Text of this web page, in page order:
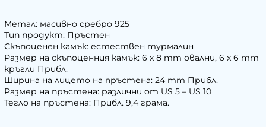
Метал: масивно сребро 925
Тип продукт: Пръстен
Скъпоценен камък: естествен турмалин
Размер на скъпоценния камък: 6 x 8 mm овални, 6 x 6 mm
кръгли Прибл.
Ширина на лицето на пръстена: 24 mm Прибл.
Размер на пръстена: различни от US 5 – US 10
Тегло на пръстена: Прибл. 9,4 грама.